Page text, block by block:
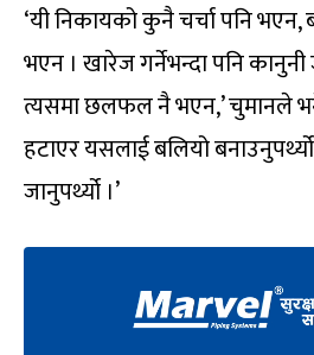
‘यी निकायको कुनै चर्चा पनि भएन,
भएन । खारेज गर्नेभन्दा पनि
त्यसमा छलफल नै भएन,’ चुमानले
हटाएर यसलाई बलियो
जानुपर्थ्यो ।’